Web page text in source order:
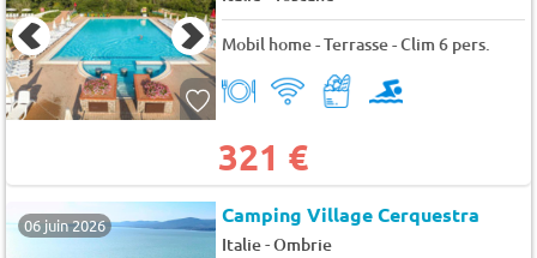
Mobil home - Terrasse - Clim 6 pers.
321 €
06 juin 2026 Camping Village Cerquestra
Italie-Ombrie